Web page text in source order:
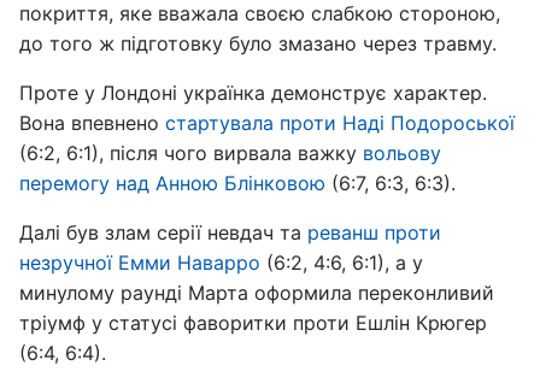
покриття, яке вважала своєю слабкою стороною,
до того ж підготовку було змазано через травму.
Проте у Лондоні українка демонструє характер.
Вона впевнено стартувала проти Наді Подороської
(6:2, 6:1), після чого вирвала важку вольову
перемогу над Анною Блінковою (6:7, 6:3, 6:3).
Далі був злам серії невдач та реванш проти
незручної Емми Наварро (6:2, 4:6, 6:1), а у
минулому раунді Марта оформила переконливий
тріумф у статусі фаворитки проти Ешлін Крюгер
(6:4, 6:4).